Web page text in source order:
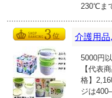
230℃ま
介護用
5000円
【代表
格】
ジは